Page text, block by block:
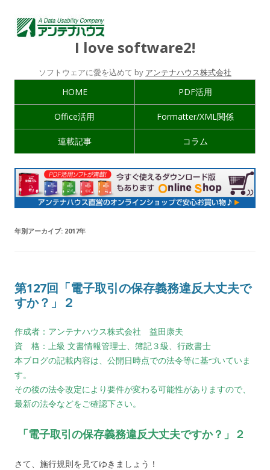
I love software2!
ソフトウェアに愛を込めて by アンテナハウス株式会社
HOME PDF活用
Office活用 Formatter/XML関係
連載記事 コラム
年別アーカイブ: 2017年
第127回「電子取引の保存義務違反大丈夫で
すか？」２
作成者：アンテナハウス株式会社 益田康夫
資 格：上級 文書情報管理士、簿記３級、行政書士
本ブログの記載内容は、公開日時点での法令等に基づいていま
す。
その後の法令改定により要件が変わる可能性がありますので、
最新の法令などをご確認下さい。
「電子取引の保存義務違反大丈夫ですか？」２
さて、施行規則を見てゆきましょう！